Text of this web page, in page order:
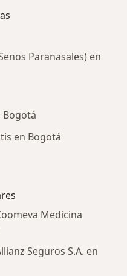
Paranasales) en
Bogotá
en Bogotá
Medicina
Seguros S.A. en